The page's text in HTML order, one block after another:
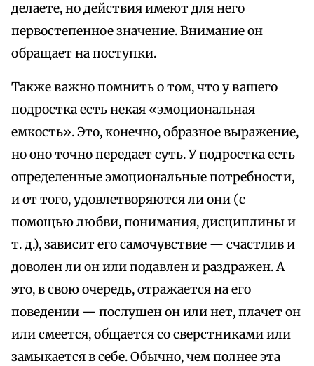
делаете, но действия имеют для него
первостепенное значение. Внимание он
обращает на поступки.
Также важно помнить о том, что у вашего
подростка есть некая «эмоциональная
емкость». Это, конечно, образное выражение,
но оно точно передает суть. У подростка есть
определенные эмоциональные потребности,
и от того, удовлетворяются ли они (с
помощью любви, понимания, дисциплины и
т. д.), зависит его самочувствие — счастлив и
доволен ли он или подавлен и раздражен. А
это, в свою очередь, отражается на его
поведении — послушен он или нет, плачет он
или смеется, общается со сверстниками или
замыкается в себе. Обычно, чем полнее эта